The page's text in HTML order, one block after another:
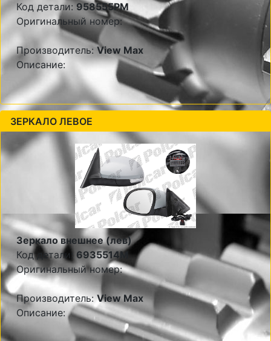
Код детали:958555PM
Оригинальный номер:
Производитель: View Max
Описание:
ЗЕРКАЛО ЛЕВОЕ
Зеркало внешнее (лев)
Код детали: 6935514M
Оригинальный номер:
Производитель:View Max
Описание: